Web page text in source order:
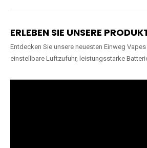
ERLEBEN SIE UNSERE
Entdecken Sie unsere neuesten Einweg
einstellbare Luftzufuhr, leistungsstarke